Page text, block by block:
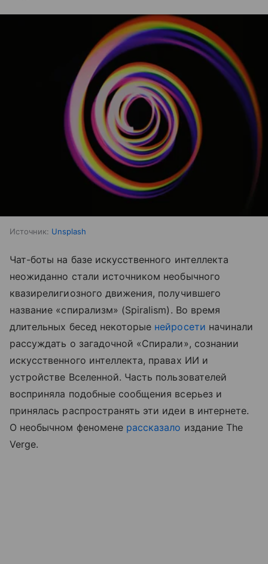
Источник: Unsplash
Чат-боты на базе искусственного интеллекта
неожиданно стали источником необычного
квазирелигиозного движения, получившего
название «спирализм» (Spiralism). Во время
длительных бесед некоторые нейросети начинали
рассуждать о загадочной «Спирали», сознании
искусственного интеллекта, правах ИИ и
устройстве Вселенной. Часть пользователей
восприняла подобные сообщения всерьез и
принялась распространять эти идеи в интернете.
О необычном феномене рассказало издание The
Verge.